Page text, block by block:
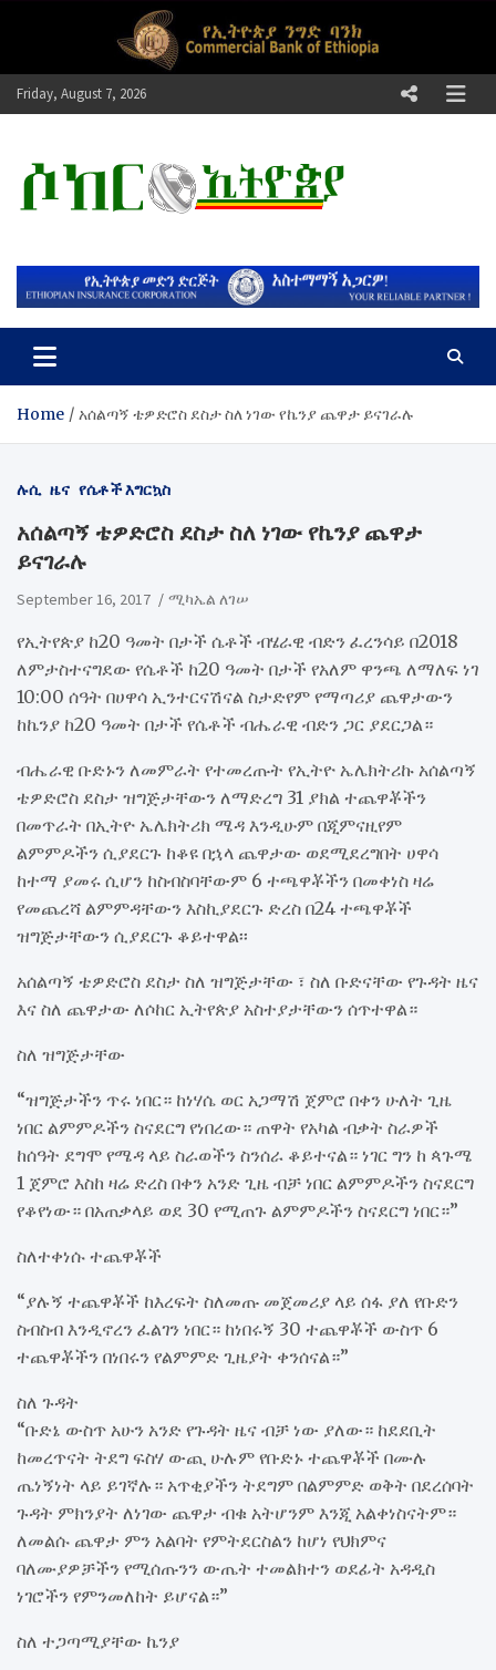
Friday, August 7, 2026
ሶከር ኢትዮጵያ
Home አሰልጣኝ ቴዎድሮስ ደስታ ስለ ነገው የኬንያ ጨዋታ ይናገራሉ
ሉሲ ዜና የሴቶች እግርኳስ
አሰልጣኝ ቴዎድሮስ ደስታ ስለ ነገው የኬንያ ጨዋታ
ይናገራሉ
September 16, 2017 ሚካኤል ለገሠ
የኢትየጵያ ከ20 ዓመት በታች ሴቶች ብሄራዊ ብድን ፈረንሳይ በ2018
ለምታስተናግደው የሴቶች ከ20 ዓመት በታች የአለም ዋንጫ ለማለፍ ነገ
10:00 ሰዓት በሀዋሳ ኢንተርናሽናል ስታድየም የማጣሪያ ጨዋታውን
ከኬንያ ከ20 ዓመት በታች የሴቶች ብሔራዊ ብድን ጋር ያደርጋል።
ብሔራዊ ቡድኑን ለመምራት የተመረጡት የኢትዮ ኤሌክትሪኩ አሰልጣኝ
ቴዎድሮስ ደስታ ዝግጅታቸውን ለማድረግ 31 ያክል ተጨዋቾችን
በመጥራት በኢትዮ ኤሌክትሪክ ሜዳ እንዲሁም በጂምናዚየም
ልምምዶችን ሲያደርጉ ከቆዩ በኋላ ጨዋታው ወደሚደረግበት ሀዋሳ
ከተማ ያመሩ ሲሆን ከስብስባቸውም 6 ተጫዋቾችን በመቀነስ ዛሬ
የመጨረሻ ልምምዳቸውን እስኪያደርጉ ድረስ በ24 ተጫዋቾች
ዝግጅታቸውን ሲያደርጉ ቆይተዋል፡፡
አሰልጣኝ ቴዎድሮስ ደስታ ስለ ዝግጅታቸው ፣ ስለ ቡድናቸው የጉዳት ዜና
እና ስለ ጨዋታው ለሶከር ኢትየጵያ አስተያታቸውን ሰጥተዋል።
ስለ ዝግጅታቸው
“ዝግጅታችን ጥሩ ነበር። ከነሃሴ ወር አጋማሽ ጀምሮ በቀን ሁለት ጊዜ
ነበር ልምምዶችን ስናደርግ የነበረው። ጠዋት የአካል ብቃት ስራዎች
ከሰዓት ደግሞ የሜዳ ላይ ስራወችን ስንሰራ ቆይተናል። ነገር ግን ከ ጳጉሜ
1 ጀምሮ እስከ ዛሬ ድረስ በቀን አንድ ጊዜ ብቻ ነበር ልምምዶችን ስናደርግ
የቆየነው። በአጠቃላይ ወደ 30 የሚጠጉ ልምምዶችን ስናደርግ ነበር።”
ስለተቀነሱ ተጨዋቾች
“ያሉኝ ተጨዋቾች ከእረፍት ስለመጡ መጀመሪያ ላይ ሰፋ ያለ የቡድን
ስብስብ እንዲኖረን ፈልገን ነበር። ከነበሩኝ 30 ተጨዋቾች ውስጥ 6
ተጨዋቾችን በነበሩን የልምምድ ጊዜያት ቀንሰናል።”
ስለ ጉዳት
“ቡድኔ ውስጥ አሁን አንድ የጉዳት ዜና ብቻ ነው ያለው። ከደደቢት
ከመረጥናት ትደግ ፍስሃ ውጪ ሁሉም የቡድኑ ተጨዋቾች በሙሉ
ጤነኝነት ላይ ይገኛሉ። አጥቂያችን ትደግም በልምምድ ወቅት በደረሰባት
ጉዳት ምክንያት ለነገው ጨዋታ ብቁ አትሆንም እንጂ አልቀነስናትም።
ለመልሱ ጨዋታ ምን አልባት የምትደርስልን ከሆነ የህክምና
ባለሙያዎቻችን የሚሰጡንን ውጤት ተመልክተን ወደፊት አዳዲስ
ነገሮችን የምንመለከት ይሆናል።”
ስለ ተጋጣሚያቸው ኬንያ